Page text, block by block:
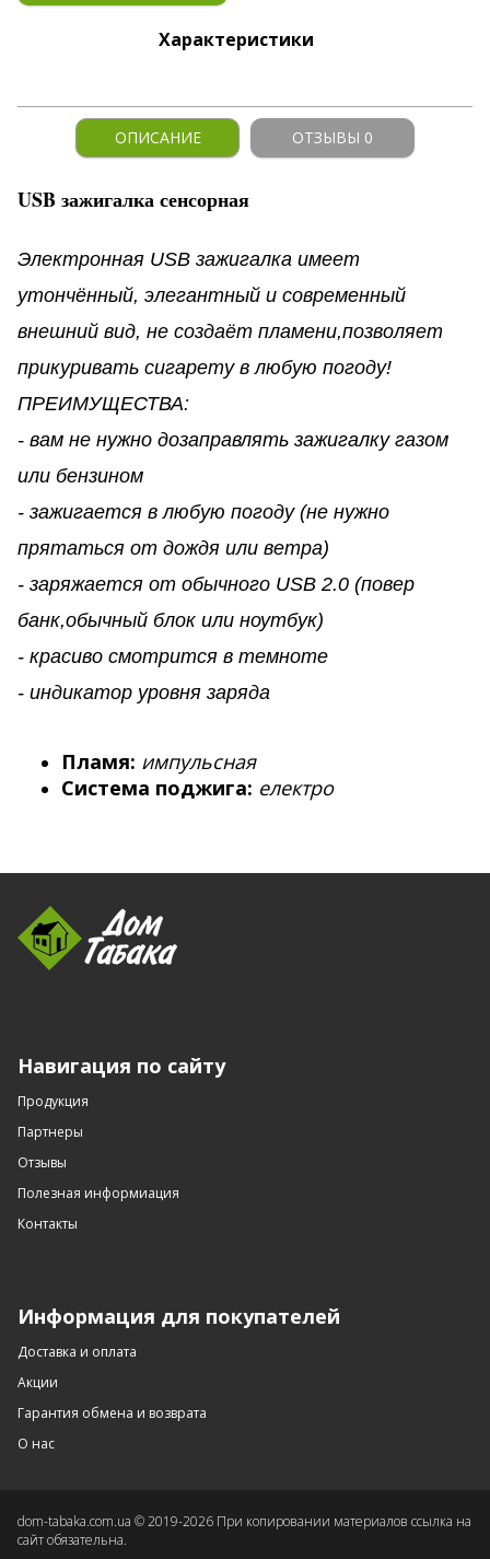
Характеристики
ОПИСАНИЕ ОТЗЫВЫ 0
USB зажигалка сенсорная
Электронная USB зажигалка имеет
утончённый, элегантный и современный
внешний вид, не создаёт пламени,позволяет
прикуривать сигарету в любую погоду!
ПРЕИМУЩЕСТВА:
- вам не нужно дозаправлять зажигалку газом
или бензином
- зажигается в любую погоду (не нужно
прятаться от дождя или ветра)
- заряжается от обычного USB 2.0 (повер
банк,обычный блок или ноутбук)
- красиво смотрится в темноте
- индикатор уровня заряда
Пламя: импульсная
Система поджига: електро
Навигация по сайту
Продукция
Партнеры
Отзывы
Полезная информиация
Контакты
Информация для покупателей
Доставка и оплата
Акции
Гарантия обмена и возврата
О нас
dom-tabaka.com.ua © 2019-2026 При копировании материалов ссылка на
сайт обязательна.